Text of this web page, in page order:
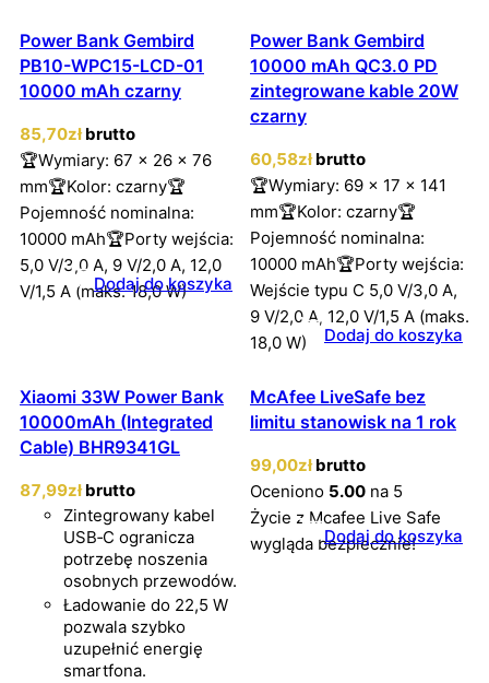
Power Bank Gembird
PB10-WPC15-LCD-01
10000 mAh czarny
85,70zł brutto
🏆Wymiary: 67 x 26 x 76
mm🏆Kolor: czarny🏆
Pojemność nominalna:
10000 mAh🏆Porty wejścia:
5,0 V/3,0 A, 9 V/2,0 A, 12,0
V/1,5 A (maks. 18,0 W)
Dodaj do koszyka
Power Bank Gembird
10000 mAh QC3.0 PD
zintegrowane kable 20W
czarny
60,58zł brutto
🏆Wymiary: 69 x 17 x 141
mm🏆Kolor: czarny🏆
Pojemność nominalna:
10000 mAh🏆Porty wejścia:
Wejście typu C 5,0 V/3,0 A,
9 V/2,0 A, 12,0 V/1,5 A (maks.
18,0 W)
Dodaj do koszyka
Xiaomi 33W Power Bank
10000mAh (Integrated
Cable) BHR9341GL
87,99zł brutto
Zintegrowany kabel
USB‑C ogranicza
potrzebę noszenia
osobnych przewodów.
Ładowanie do 22,5 W
pozwala szybko
uzupełnić energię
smartfona.
McAfee LiveSafe bez
limitu stanowisk na 1 rok
99,00zł brutto
Oceniono 5.00 na 5
Życie z Mcafee Live Safe
wygląda bezpiecznie!
Dodaj do koszyka